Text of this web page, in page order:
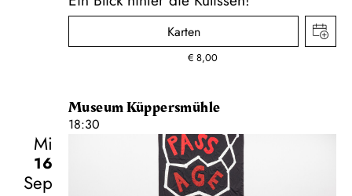
Karten
€ 8,00
Museum Küppersmühle
18:30
Mi
16
Sep